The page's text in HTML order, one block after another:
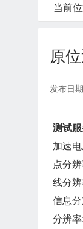
当前位
原
发布日
测试服
加速
点分
线分辨
信息
分辨